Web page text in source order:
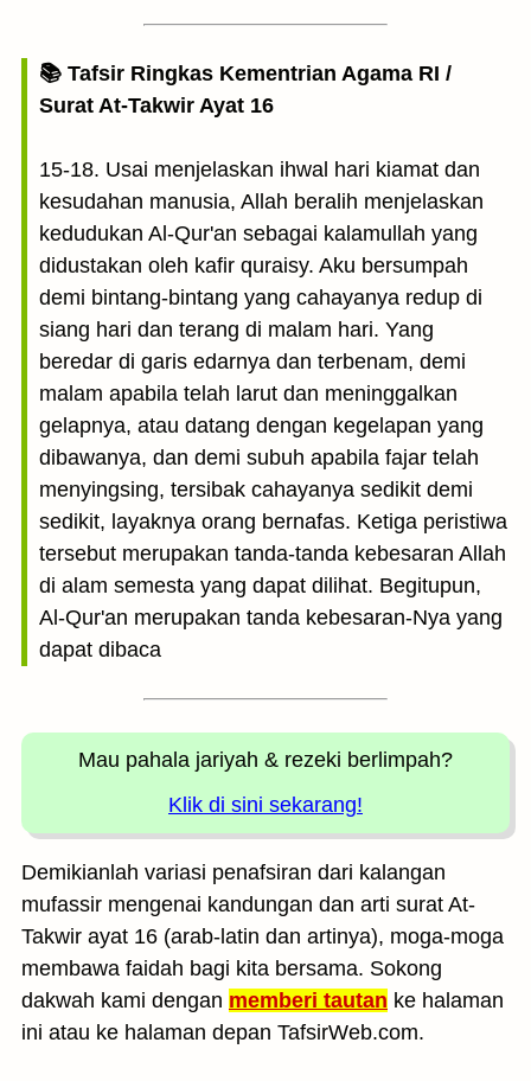
📚 Tafsir Ringkas Kementrian Agama RI /
Surat At-Takwir Ayat 16
15-18. Usai menjelaskan ihwal hari kiamat dan
kesudahan manusia, Allah beralih menjelaskan
kedudukan Al-Qur'an sebagai kalamullah yang
didustakan oleh kafir quraisy. Aku bersumpah
demi bintang-bintang yang cahayanya redup di
siang hari dan terang di malam hari. Yang
beredar di garis edarnya dan terbenam, demi
malam apabila telah larut dan meninggalkan
gelapnya, atau datang dengan kegelapan yang
dibawanya, dan demi subuh apabila fajar telah
menyingsing, tersibak cahayanya sedikit demi
sedikit, layaknya orang bernafas. Ketiga peristiwa
tersebut merupakan tanda-tanda kebesaran Allah
di alam semesta yang dapat dilihat. Begitupun,
Al-Qur'an merupakan tanda kebesaran-Nya yang
dapat dibaca
Mau pahala jariyah & rezeki berlimpah?
Klik di sini sekarang!
Demikianlah variasi penafsiran dari kalangan
mufassir mengenai kandungan dan arti surat At-
Takwir ayat 16 (arab-latin dan artinya), moga-moga
membawa faidah bagi kita bersama. Sokong
dakwah kami dengan memberi tautan ke halaman
ini atau ke halaman depan TafsirWeb.com.